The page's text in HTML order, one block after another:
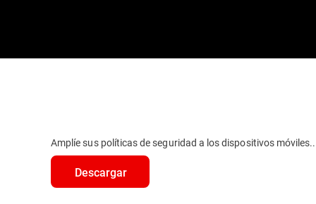
Amplíe sus políticas de seguridad a los dispositivos
Descargar